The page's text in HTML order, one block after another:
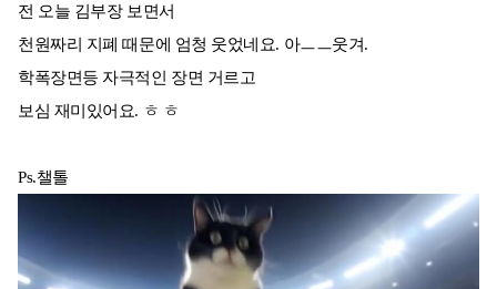
전 오늘 김부장 보면서
천원짜리 지폐 때문에 엄청 웃었네요. 아ㅡㅡ웃겨.
학폭장면등 자극적인 장면 거르고
보심 재미있어요. ㅎ ㅎ
Ps.챌톨